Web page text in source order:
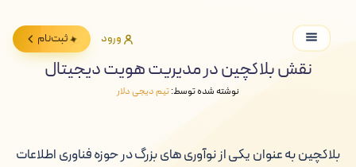
ورود ثبت‌نام
نقش بلاکچین در مدیریت هویت دیجیتال
نوشته شده توسط:تیم دیجی دلار
بلاکچین به عنوان یکی از نوآوری های بزرگ در حوزه فناوری اطلاعات